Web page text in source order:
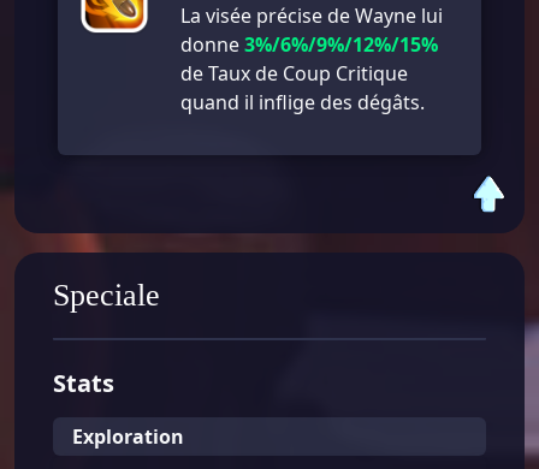
La visée précise de Wayne lui
donne3%/6%/9%/12%/15%
de Taux de Coup Critique
quand il inflige des dégâts.
Speciale
Stats
Exploration